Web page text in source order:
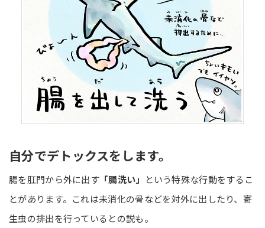
自分でデトックスをします。
腸を肛門から外に出す 「腸洗い」
という特殊な行動をするこ
とがあります。これは未消化の骨などを対外に出したり、寄
生虫の排出を行っているとの説も。